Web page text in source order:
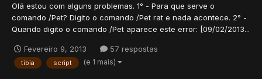
Olá estou com alguns problemas. 1° - Para que serve o
comando /Pet? Digito o comando /Pet rat e nada acontece. 2° -
Quando digito o comando /Pet aparece este error: [09/02/2013...
Fevereiro 9, 2013 57 respostas
tibia script (e 1 mais)